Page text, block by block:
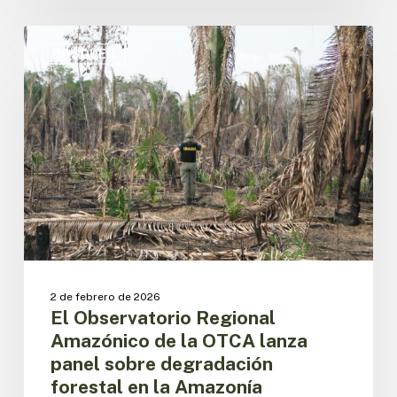
BOSQUES
El
Observatorio
Regional
Amazónico
de
la
OTCA
lanza
panel
sobre
degradación
forestal
Amazonía
2 de febrero de 2026
El Observatorio Regional
Amazónico de la OTCA lanza
panel sobre degradación
forestal en la Amazonía